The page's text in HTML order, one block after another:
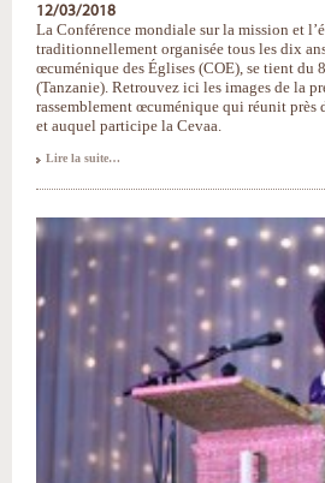
12/03/2018
La Conférence mondiale sur la mission et
traditionnellement organisée tous les dix
œcuménique des Églises (COE), se tient du
(Tanzanie). Retrouvez ici les images de la
rassemblement œcuménique qui réunit
et auquel participe la Cevaa.
Conférence
Tanzanie
:
journée
Lire la suite…